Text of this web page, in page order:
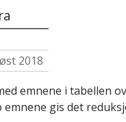
2018
emnene i tabellen
gis det